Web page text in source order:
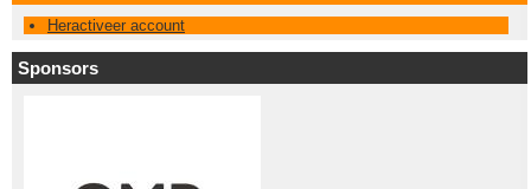
Heractiveer account
Sponsors